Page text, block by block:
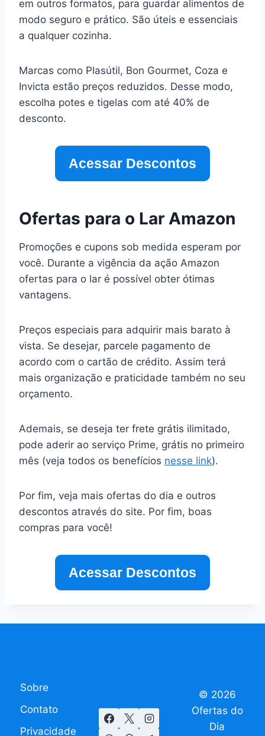
em outros formatos, para guardar alimentos de
modo seguro e prático. São úteis e essenciais
a qualquer cozinha.
Marcas como Plasútil, Bon Gourmet, Coza e
Invicta estão preços reduzidos. Desse modo,
escolha potes e tigelas com até 40% de
desconto.
Acessar Descontos
Ofertas para o Lar Amazon
Promoções e cupons sob medida esperam por
você. Durante a vigência da ação Amazon
ofertas para o lar é possível obter ótimas
vantagens.
Preços especiais para adquirir mais barato à
vista. Se desejar, parcele pagamento de
acordo com o cartão de crédito. Assim terá
mais organização e praticidade também no seu
orçamento.
Ademais, se deseja ter frete grátis ilimitado,
pode aderir ao serviço Prime, grátis no primeiro
mês (veja todos os benefícios nesse link).
Por fim, veja mais ofertas do dia e outros
descontos através do site. Por fim, boas
compras para você!
Acessar Descontos
Sobre
Contato
Privacidade
© 2026
Ofertas do
Dia